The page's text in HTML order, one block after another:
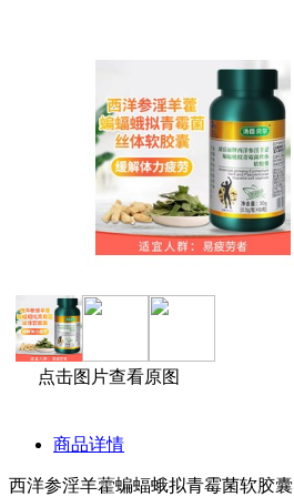
点击图片查看原图
商品详情
西洋参淫羊藿蝙蝠蛾拟青霉菌软胶囊